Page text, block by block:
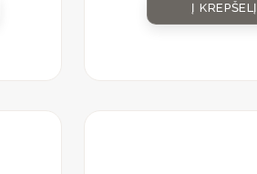
Į KREPŠELĮ